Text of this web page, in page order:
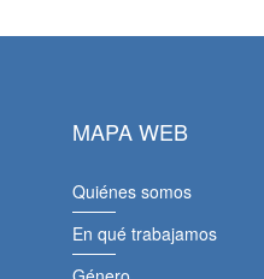
MAPA WEB
Quiénes somos
En qué trabajamos